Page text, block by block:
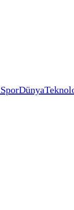
SporDünya